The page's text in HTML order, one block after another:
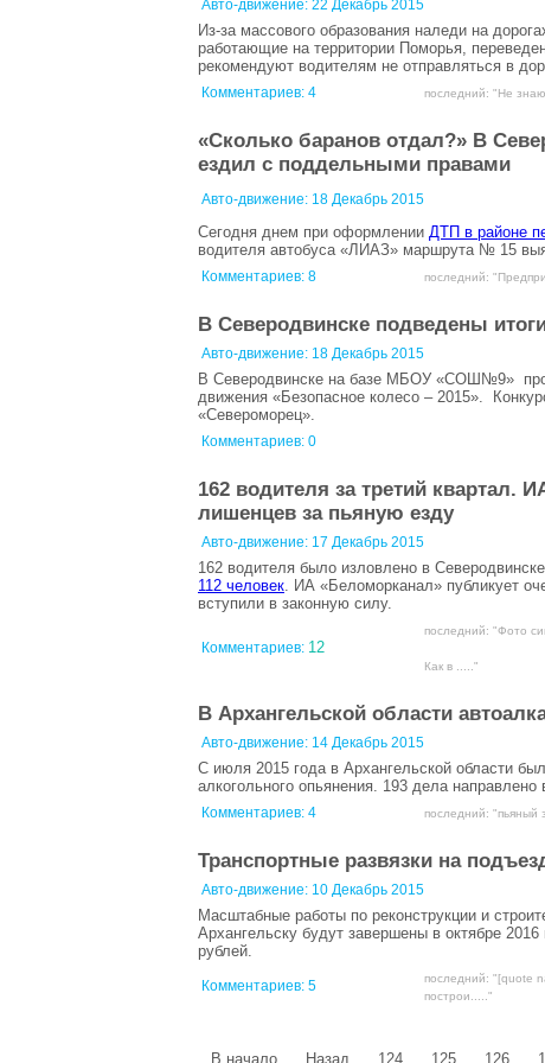
Авто-движение: 22 Декабрь 2015
Из-за массового образования наледи на
работающие на территории Поморья,
рекомендуют водителям не отправляться в
Комментариев: 4 последний: "Не
«Сколько баранов отдал?» В
ездил с поддельными правами
Авто-движение: 18 Декабрь 2015
Сегодня днем при оформлении ДТП в районе
водителя автобуса «ЛИАЗ» маршрута № 15
Комментариев: 8 последний:
В Северодвинске подведены
Авто-движение: 18 Декабрь 2015
В Северодвинске на базе МБОУ «СОШ№9»
движения «Безопасное колесо – 2015».
«Североморец».
Комментариев: 0
162 водителя за третий квартал.
лишенцев за пьяную езду
Авто-движение: 17 Декабрь 2015
162 водителя было изловлено в
112 человек. ИА «Беломорканал» публикует
вступили в законную силу.
Комментариев: 12
последний: "Фото
Как в ....."
В Архангельской области
Авто-движение: 14 Декабрь 2015
С июля 2015 года в Архангельской области
алкогольного опьянения. 193 дела
Комментариев: 4 последний: "пьяный
Транспортные развязки на
Авто-движение: 10 Декабрь 2015
Масштабные работы по реконструкции и
Архангельску будут завершены в октябре
рублей.
Комментариев: 5
последний: "[quote
построи....."
В начало Назад 124 125 126